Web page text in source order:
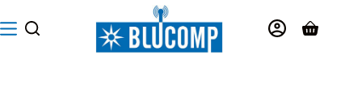
al
contenuto
Carrello